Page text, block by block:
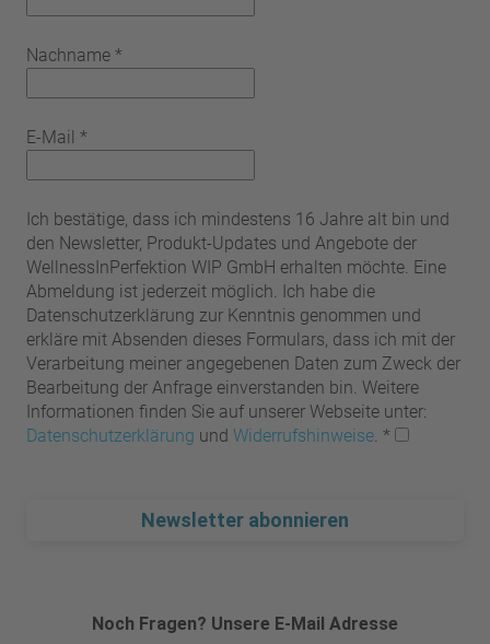
Nachname *
E-Mail *
Ich bestätige, dass ich mindestens 16 Jahre alt bin und
den Newsletter, Produkt-Updates und Angebote der
WellnessInPerfektion WIP GmbH erhalten möchte. Eine
Abmeldung ist jederzeit möglich. Ich habe die
Datenschutzerklärung zur Kenntnis genommen und
erkläre mit Absenden dieses Formulars, dass ich mit der
Verarbeitung meiner angegebenen Daten zum Zweck der
Bearbeitung der Anfrage einverstanden bin. Weitere
Informationen finden Sie auf unserer Webseite unter:
Datenschutzerklärung und Widerrufshinweise. *
Newsletter abonnieren
Noch Fragen? Unsere E-Mail Adresse